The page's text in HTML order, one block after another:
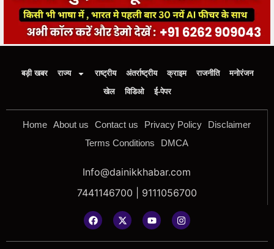
बड़ी खबर राज्य राष्ट्रीय अंतर्राष्ट्रीय क्राइम राजनीति
मनोरंजन
खेल
विडिओ ई-पेपर
Home About us Contact us Privacy Policy
Disclaimer
Terms Conditions
DMCA
Info@dainikkhabar.com
7441146700 | 9111056700